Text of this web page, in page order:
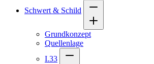
Schwert & Schild
Grundkonzept
Quellenlage
I.33